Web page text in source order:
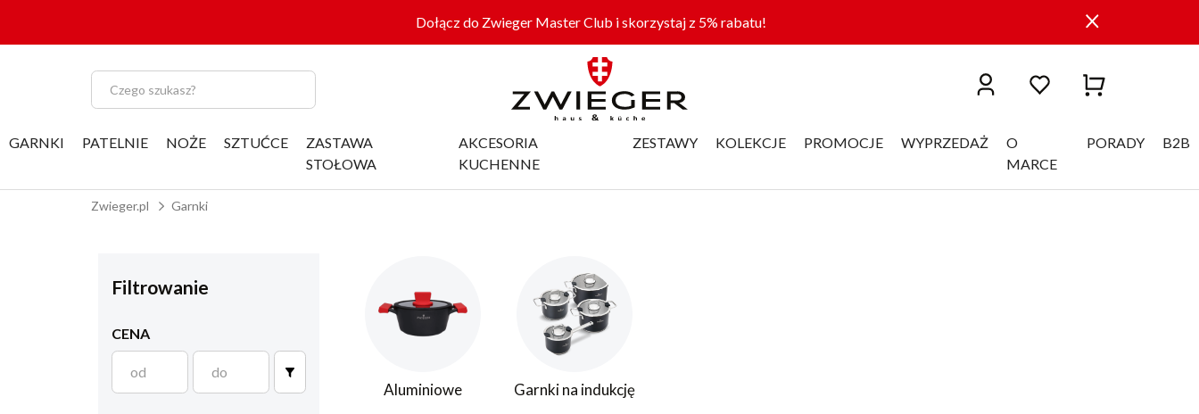
Dołącz do Zwieger Master Club i skorzystaj z 5% rabatu!
GARNKI PATELNIE NOŻE SZTUĆCE
ZASTAWA
STOŁOWA
AKCESORIA
KUCHENNE
ZESTAWY KOLEKCJE PROMOCJE WYPRZEDAŻ
O
MARCE
PORADY B2B
Zwieger.pl Garnki
Filtrowanie
CENA
Aluminiowe Garnki na indukcję